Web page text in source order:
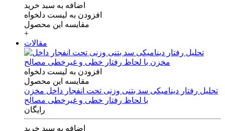
اضافه به سبد خرید
افزودن به لیست دلخواه
مقایسه این محصول
+
مقالات
افزودن به لیست دلخواه
مقایسه این محصول
تحلیل رفتار دینامیکی سد بتنی وزنی تحت انفجار داخل مخزن
با لحاظ رفتار خطی و غیرخطی مصالح
رایگان
اضافه به سبد خرید